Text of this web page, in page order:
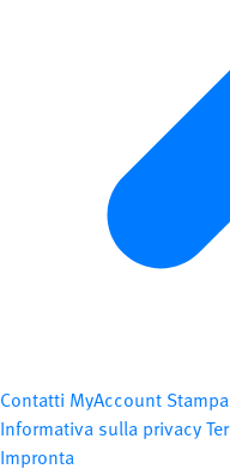
Contatti MyAccount Stampa
Informativa sulla privacy
Impronta